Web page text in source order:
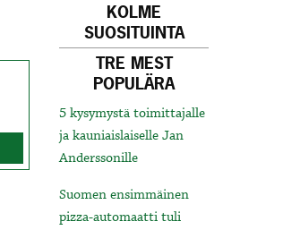
KOLME
SUOSITUINTA
TRE MEST
POPULÄRA
5 kysymystä toimittajalle
ja kauniaislaiselle Jan
Anderssonille
Suomen ensimmäinen
pizza-automaatti tuli